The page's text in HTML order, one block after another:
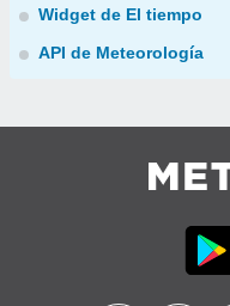
Widget de El tiempo
API de Meteorología